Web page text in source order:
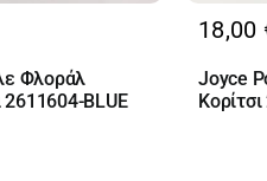
Φλοράλ
2611604-BLUE
18,00
Joyce